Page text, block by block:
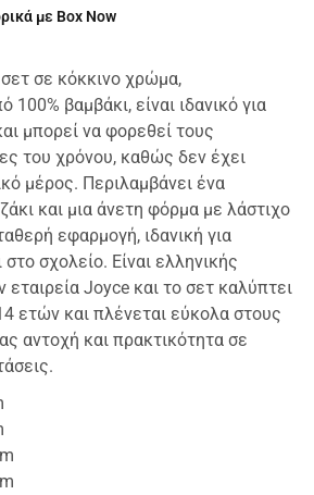
με Box Now
σε κόκκινο χρώμα,
βαμβάκι, είναι ιδανικό για
μπορεί να φορεθεί τους
του χρόνου, καθώς δεν έχει
μέρος. Περιλαμβάνει ένα
και μια άνετη φόρμα με λάστιχο
εφαρμογή, ιδανική για
σχολείο. Είναι ελληνικής
Joyce και το σετ καλύπτει
ετών και πλένεται εύκολα στους
αντοχή και πρακτικότητα σε